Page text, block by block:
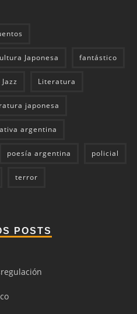
Japonesa fantástico
Jazz Literatura
japonesa
argentina
poesía argentina policial
terror
POSTS